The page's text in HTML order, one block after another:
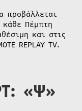
προβάλλεται
κάθε Πέμπτη
και στις
REPLAY TV.
«Ψ»